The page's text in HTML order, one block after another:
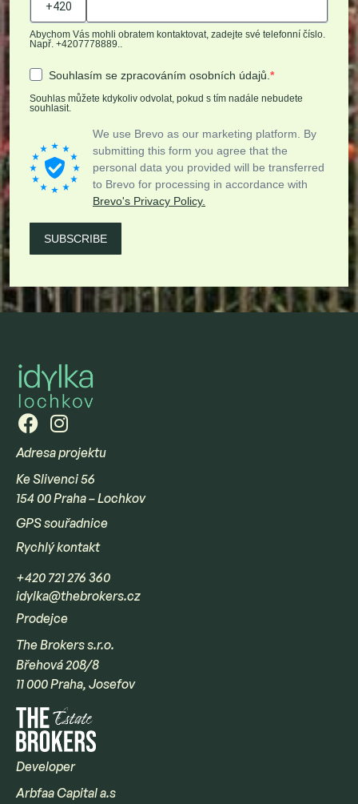
Abychom Vás mohli obratem kontaktovat, zadejte své telefonní číslo.
Např. +4207778889..
Souhlasím se zpracováním osobních údajů.
Souhlas můžete kdykoliv odvolat, pokud s tím nadále nebudete
souhlasit.
We use Brevo as our marketing platform. By
submitting this form you agree that the
personal data you provided will be transferred
to Brevo for processing in accordance with
Brevo's Privacy Policy.
SUBSCRIBE
Adresa projektu
Ke Slivenci 56
154 00 Praha – Lochkov
GPS souřadnice
Rychlý kontakt
+420 721 276 360
idylka@thebrokers.cz
Prodejce
The Brokers s.r.o.
Břehová 208/8
11 000 Praha, Josefov
Developer
Arbfaa Capital a.s